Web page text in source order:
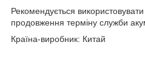
Рекомендується
продовження терміну служби
Країна-виробник: Китай